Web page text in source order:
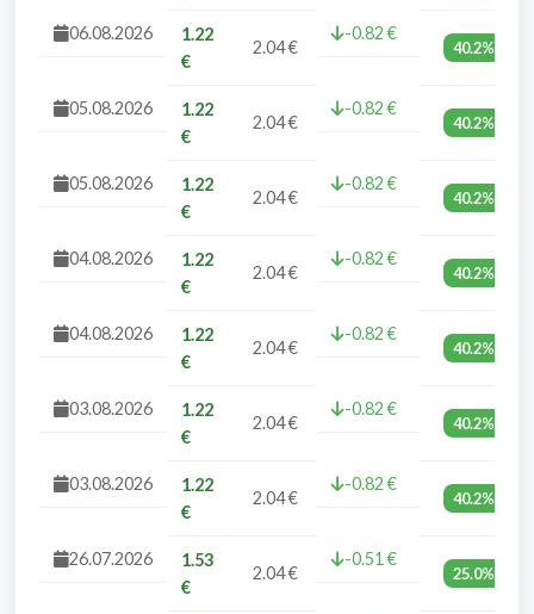
06.08.2026
1.22
€
2.04 €
-0.82 €
40.2%
05.08.2026
1.22
€
2.04 €
-0.82 €
40.2%
05.08.2026
1.22
€
2.04 €
-0.82 €
40.2%
04.08.2026
1.22
€
2.04 €
-0.82 €
40.2%
04.08.2026
1.22
€
2.04 €
-0.82 €
40.2%
03.08.2026
1.22
€
2.04 €
-0.82 €
40.2%
03.08.2026
1.22
€
2.04 €
-0.82 €
40.2%
26.07.2026
1.53
€
2.04 €
-0.51 €
25.0%